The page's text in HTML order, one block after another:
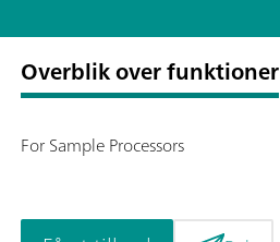
Overblik over funktioner
For Sample Processors